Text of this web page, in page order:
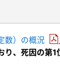
数）の概況
、死因の第1